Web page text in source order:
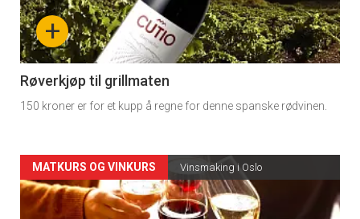
nå
-
4
+
Røverkjøp til grillmaten
150 kroner er for et kupp å regne for denne spanske rødvinen.
Forsiden
akkurat
MATKURS OG VINKURS Vinsmaking i Oslo